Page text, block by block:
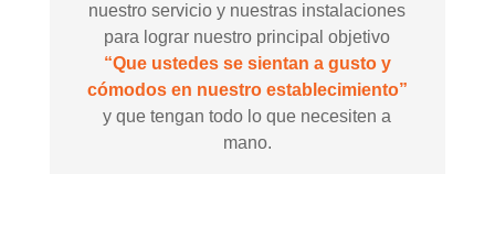
nuestro servicio y nuestras instalaciones
para lograr nuestro principal objetivo
“Que ustedes se sientan a gusto y
cómodos en nuestro establecimiento”
y que tengan todo lo que necesiten a
mano.